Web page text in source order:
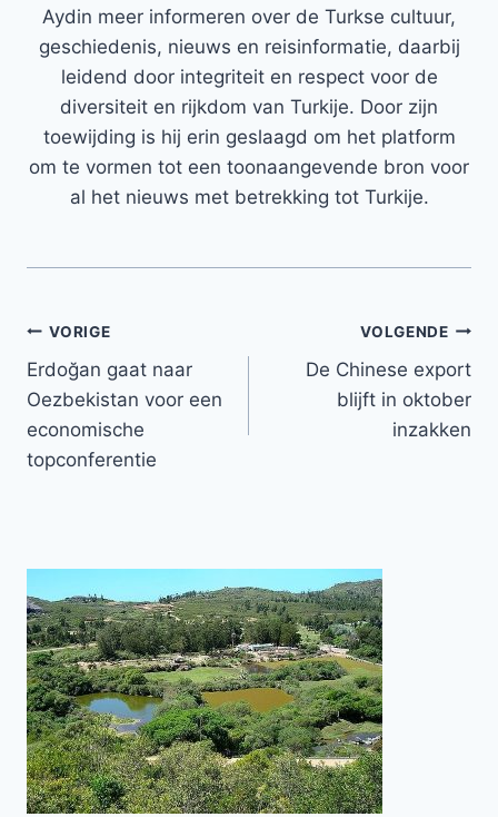
Aydin meer informeren over de Turkse cultuur,
geschiedenis, nieuws en reisinformatie, daarbij
leidend door integriteit en respect voor de
diversiteit en rijkdom van Turkije. Door zijn
toewijding is hij erin geslaagd om het platform
om te vormen tot een toonaangevende bron voor
al het nieuws met betrekking tot Turkije.
Bericht
navigatie
VORIGE
Erdoğan gaat naar
Oezbekistan voor een
economische
topconferentie
VOLGENDE
De Chinese export
blijft in oktober
inzakken